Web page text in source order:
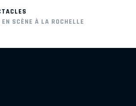
SCÈNE À LA ROCHELLE